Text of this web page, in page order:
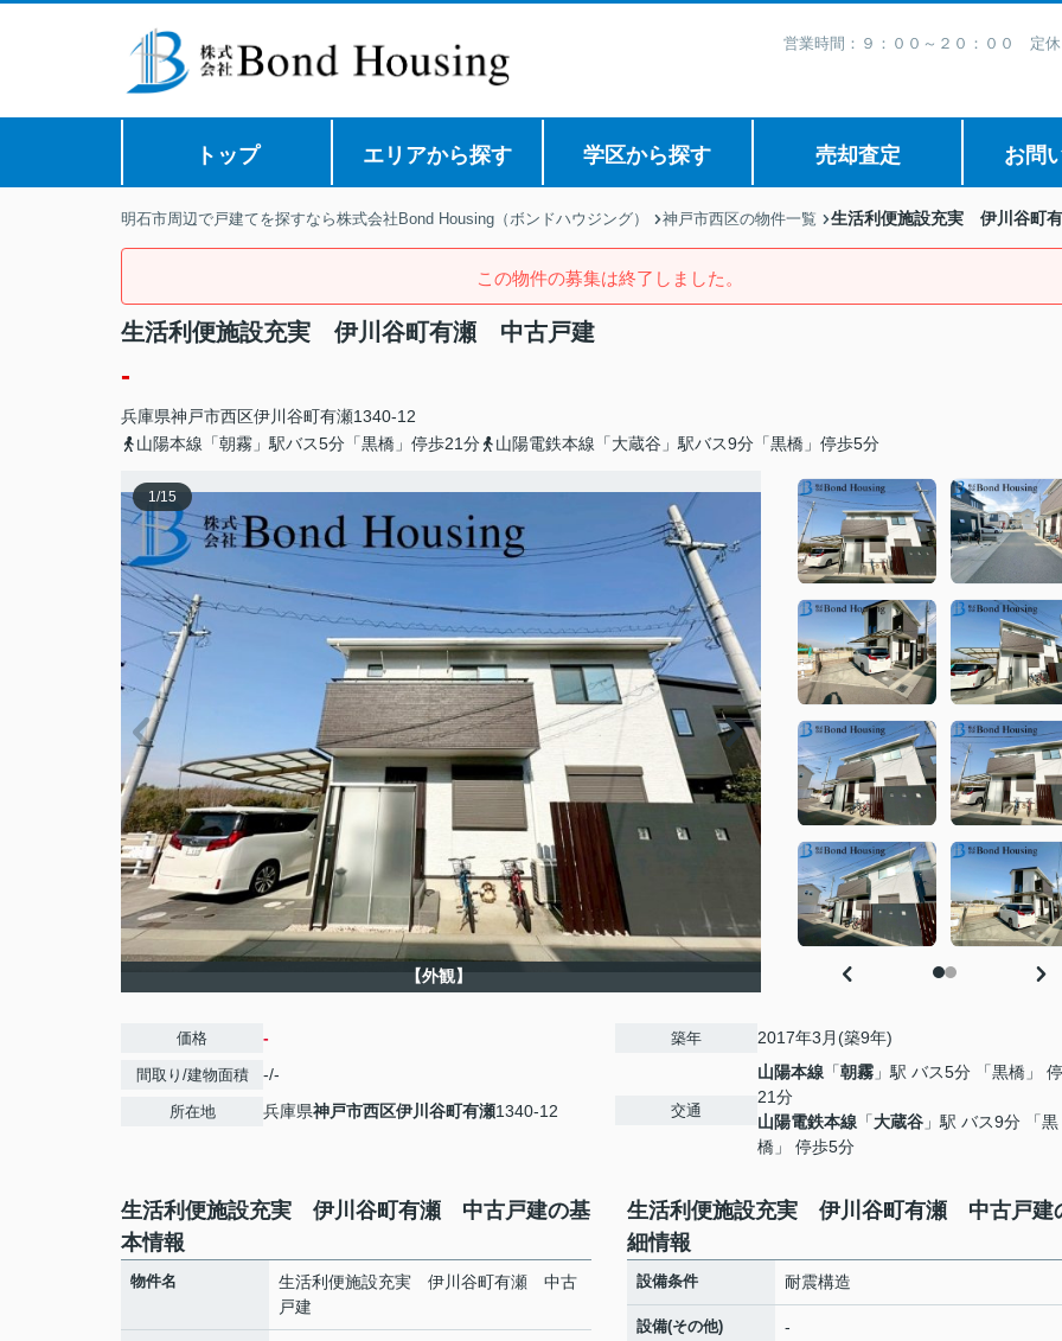
営業時間：９：００～２０：００ 定
トップ エリアから探す 学区から探す 売却査定 お問
明石市周辺で戸建てを探すなら株式会社Bond Housing（ボンドハウジング） 神戸市西区の物件一覧 生活利便施設充実 伊川谷町
この物件の募集は終了しました。
生活利便施設充実 伊川谷町有瀬 中古戸建
-
兵庫県神戸市西区伊川谷町有瀬1340-12
山陽本線「朝霧」駅バス5分「黒橋」停歩21分
山陽電鉄本線「大蔵谷」駅バス9分「黒橋」停歩5分
1/15
【外観】
価格 -
間取り/建物面積 -/-
所在地 兵庫県神戸市西区伊川谷町有瀬1340-12
築年 2017年3月(築9年)
交通
山陽本線 「朝霧 」駅 バス5分 「黒橋」
21分
山陽電鉄本線 「大蔵谷 」駅 バス9分 「黒
橋」 停歩5分
生活利便施設充実 伊川谷町有瀬 中古戸建の基
本情報
物件名
生活利便施設充実 伊川谷町有瀬 中古
戸建
生活利便施設充実 伊川谷町有瀬 中古戸建
細情報
設備条件 耐震構造
設備(その他) -